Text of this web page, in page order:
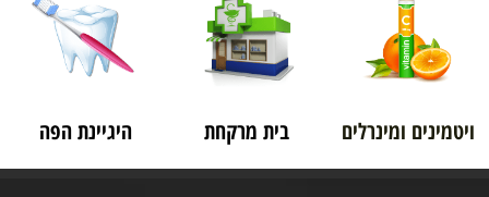
ויטמינים ומינרלים בית מרקחת היגיינת הפה